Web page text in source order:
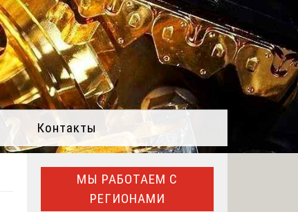
Контакты
МЫ РАБОТАЕМ С
РЕГИОНАМИ